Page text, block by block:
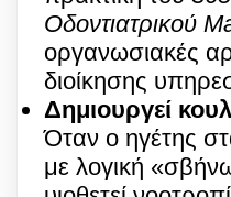
Οδοντιατρικού
οργανωσιακές
διοίκησης
Δημιουργεί
Όταν ο ηγέτης
με λογική